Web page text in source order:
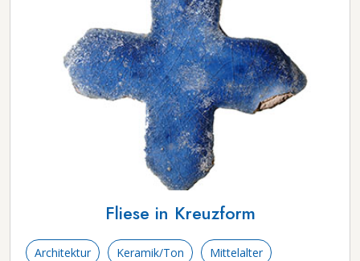
Fliese in Kreuzform
Architektur Keramik/Ton Mittelalter